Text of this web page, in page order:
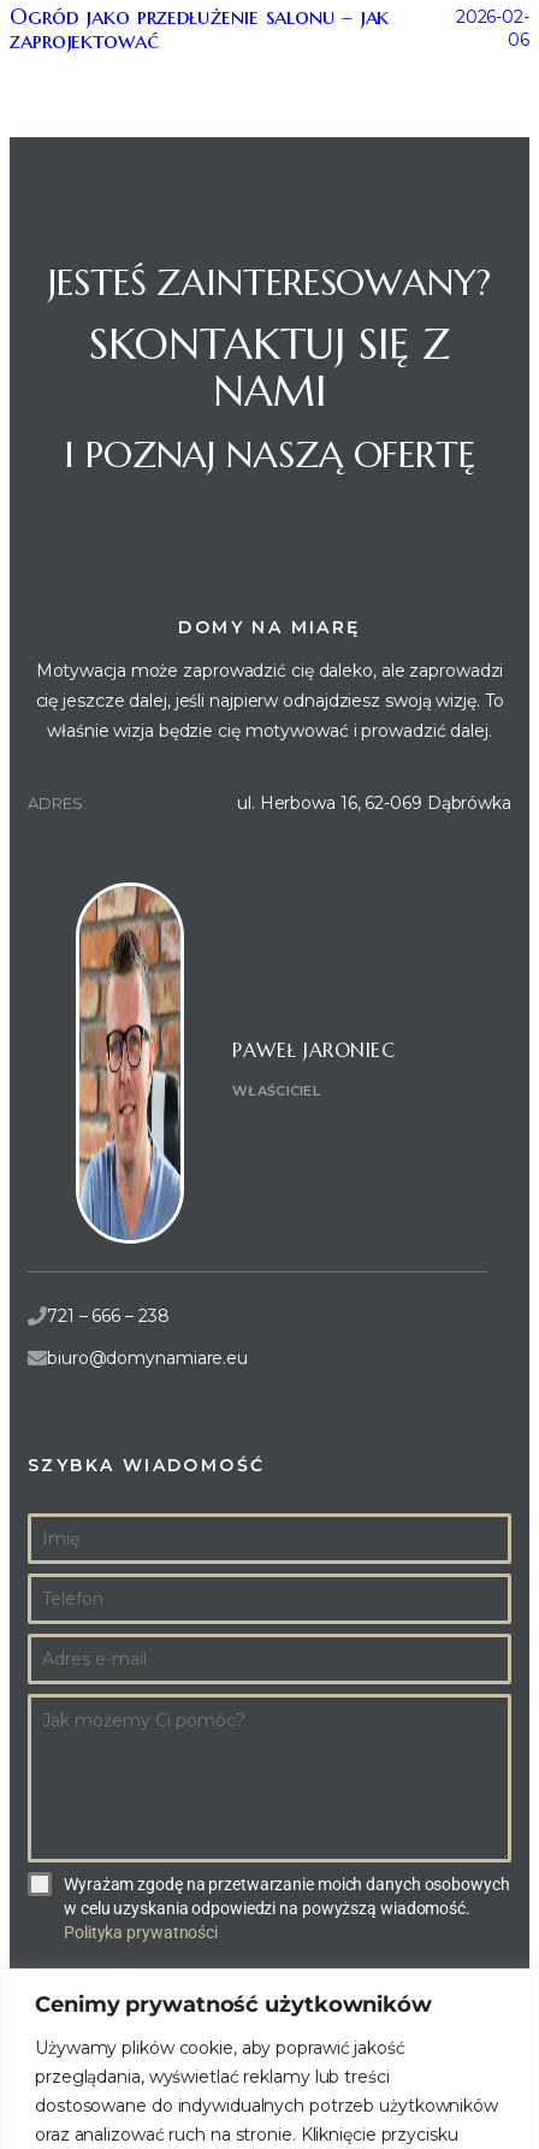
Cenimy prywatność użytkowników
Używamy plików cookie, aby poprawić jakość
przeglądania, wyświetlać reklamy lub treści
dostosowane do indywidualnych potrzeb użytkowników
oraz analizować ruch na stronie. Kliknięcie przycisku
Ogród jako przedłużenie salonu – jak
zaprojektować
2026-02-
06
JESTEŚ ZAINTERESOWANY?
SKONTAKTUJ SIĘ Z
NAMI
I POZNAJ NASZĄ OFERTĘ
DOMY NA MIARĘ
Motywacja może zaprowadzić cię daleko, ale zaprowadzi
cię jeszcze dalej, jeśli najpierw odnajdziesz swoją wizję. To
właśnie wizja będzie cię motywować i prowadzić dalej.
ADRES: ul. Herbowa 16, 62-069 Dąbrówka
PAWEŁ JARONIEC
WŁAŚCICIEL
721 – 666 – 238
biuro@domynamiare.eu
SZYBKA WIADOMOŚĆ
Wyrażam zgodę na przetwarzanie moich danych osobowych
w celu uzyskania odpowiedzi na powyższą wiadomość.
Polityka prywatności
WYŚLIJ WIADOMOŚĆ